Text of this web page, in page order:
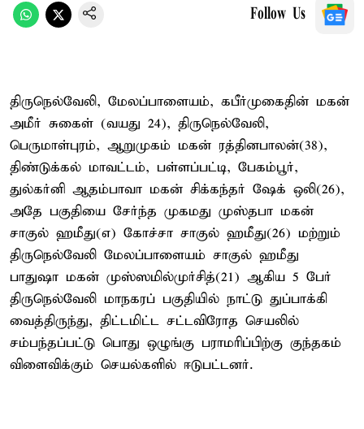
Follow Us
திருநெல்வேலி, மேலப்பாளையம், கபீர்முகைதின் மகன்
அமீர் சுகைள் (வயது 24), திருநெல்வேலி,
பெருமாள்புரம், ஆறுமுகம் மகன் ரத்தினபாலன்(38),
திண்டுக்கல் மாவட்டம், பள்ளப்பட்டி, பேகம்பூர்,
துல்கர்னி ஆதம்பாவா மகன் சிக்கந்தர் ஷேக் ஒலி(26),
அதே பகுதியை சேர்ந்த முகமது முஸ்தபா மகன்
சாகுல் ஹமீது(எ) கோச்சா சாகுல் ஹமீது(26) மற்றும்
திருநெல்வேலி மேலப்பாளையம் சாகுல் ஹமீது
பாதுஷா மகன் முஸ்ஸமில்முர்சித்(21) ஆகிய 5 பேர்
திருநெல்வேலி மாநகரப் பகுதியில் நாட்டு துப்பாக்கி
வைத்திருந்து, திட்டமிட்ட சட்டவிரோத செயலில்
சம்பந்தப்பட்டு பொது ஒழுங்கு பராமரிப்பிற்கு குந்தகம்
விளைவிக்கும் செயல்களில் ஈடுபட்டனர்.